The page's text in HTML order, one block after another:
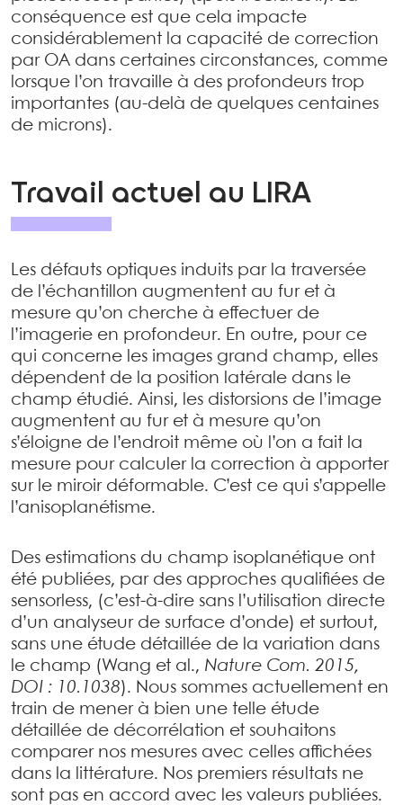
conséquence est que cela impacte
considérablement la capacité de correction
par OA dans certaines circonstances, comme
lorsque l’on travaille à des profondeurs trop
importantes (au-delà de quelques centaines
de microns).
Travail actuel au LIRA
Les défauts optiques induits par la traversée
de l’échantillon augmentent au fur et à
mesure qu’on cherche à effectuer de
l’imagerie en profondeur. En outre, pour ce
qui concerne les images grand champ, elles
dépendent de la position latérale dans le
champ étudié. Ainsi, les distorsions de l’image
augmentent au fur et à mesure qu’on
s’éloigne de l’endroit même où l’on a fait la
mesure pour calculer la correction à apporter
sur le miroir déformable. C’est ce qui s’appelle
l’anisoplanétisme.
Des estimations du champ isoplanétique ont
été publiées, par des approches qualifiées de
sensorless, (c’est-à-dire sans l’utilisation directe
d’un analyseur de surface d’onde) et surtout,
sans une étude détaillée de la variation dans
le champ (Wang et al., Nature Com. 2015,
DOI : 10.1038). Nous sommes actuellement en
train de mener à bien une telle étude
détaillée de décorrélation et souhaitons
comparer nos mesures avec celles affichées
dans la littérature. Nos premiers résultats ne
sont pas en accord avec les valeurs publiées.